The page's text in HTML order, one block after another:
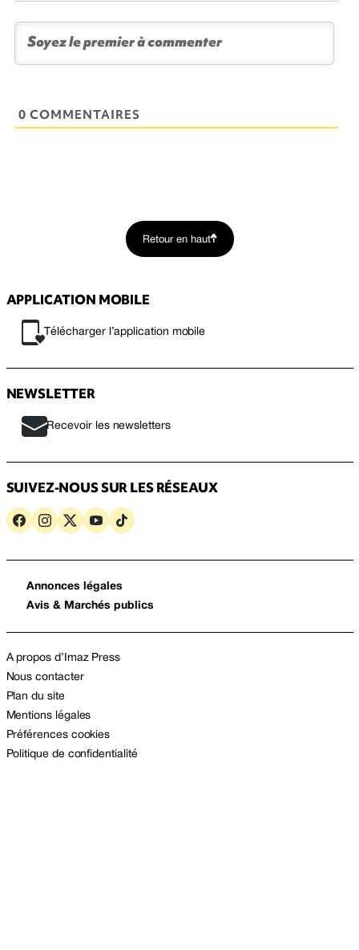
0 COMMENTAIRES
Retour en haut
APPLICATION MOBILE
Télécharger l’application mobile
NEWSLETTER
Recevoir les newsletters
SUIVEZ-NOUS SUR LES RÉSEAUX
Annonces légales
Avis & Marchés publics
A propos d’Imaz Press
Nous contacter
Plan du site
Mentions légales
Préférences cookies
Politique de confidentialité